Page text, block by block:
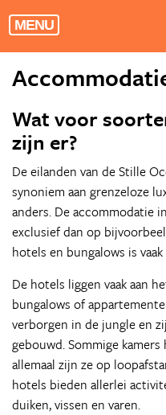
MENU
Wat voor
zijn er?
De eilanden van de Stille
synoniem aan grenzeloze
anders. De accommodatie
exclusief dan op
hotels en bungalows is
De hotels liggen vaak aan
bungalows of
verborgen in de jungle en
gebouwd. Sommige
allemaal zijn ze op
hotels bieden allerlei
duiken, vissen en varen.